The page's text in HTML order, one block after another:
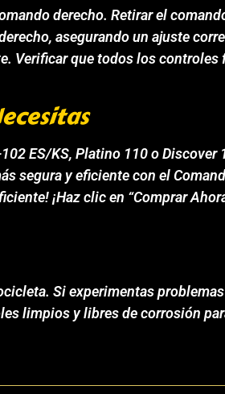
derecho. Retirar el
asegurando un ajuste
Verificar que todos los
ES/KS, Platino 110 o Discover
segura y eficiente con el
¡Haz clic en “Comprar
Si experimentas
limpios y libres de corrosión